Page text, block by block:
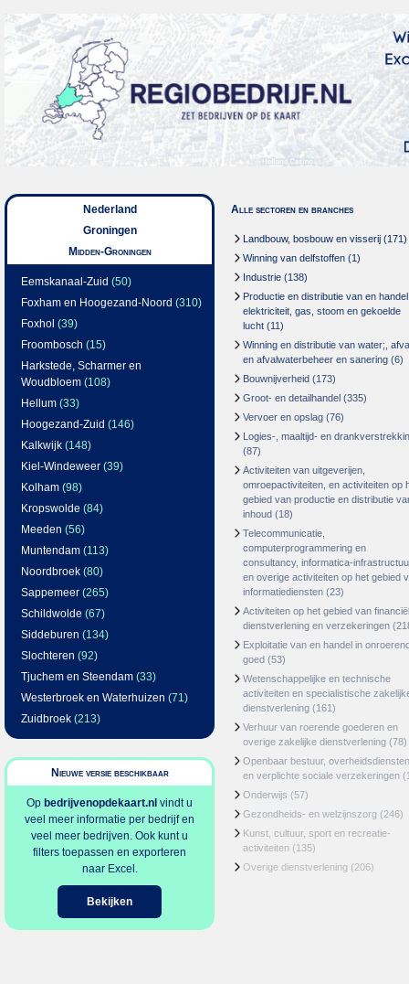
Nederland
Groningen
Midden-Groningen
Eemskanaal-Zuid (50)
Foxham en Hoogezand-Noord (310)
Foxhol (39)
Froombosch (15)
Harkstede, Scharmer en
Woudbloem (108)
Hellum (33)
Hoogezand-Zuid (146)
Kalkwijk (148)
Kiel-Windeweer (39)
Kolham (98)
Kropswolde (84)
Meeden (56)
Muntendam (113)
Noordbroek (80)
Sappemeer (265)
Schildwolde (67)
Siddeburen (134)
Slochteren (92)
Tjuchem en Steendam (33)
Westerbroek en Waterhuizen (71)
Zuidbroek (213)
Nieuwe versie beschikbaar
Op bedrijvenopdekaart.nl vindt u
veel meer informatie per bedrijf en
veel meer bedrijven. Ook kunt u
filters toepassen en exporteren
naar Excel.
Bekijken
Alle sectoren en branches
Landbouw, bosbouw en visserij (171)
Winning van delfstoffen (1)
Industrie (138)
Productie en distributie van en
elektriciteit, gas, stoom en gekoelde
lucht (11)
Winning en distributie van water;,
en afvalwaterbeheer en sanering (6)
Bouwnijverheid (173)
Groot- en detailhandel (335)
Vervoer en opslag (76)
Logies-, maaltijd- en
(87)
Activiteiten van uitgeverijen,
omroepactiviteiten, en activiteiten op
gebied van productie en distributie
inhoud (18)
Telecommunicatie,
computerprogrammering en
consultancy, informatica-
en overige activiteiten op het gebied
informatiediensten (23)
Activiteiten op het gebied van
dienstverlening en verzekeringen
Exploitatie van en handel in
goed (53)
Wetenschappelijke en technische
activiteiten en specialistische
dienstverlening (161)
Verhuur van roerende goederen en
overige zakelijke dienstverlening (78)
Openbaar bestuur, overheidsdiensten
en verplichte sociale verzekeringen
Onderwijs (57)
Gezondheids- en welzijnszorg (246)
Kunst, cultuur, sport en recreatie-
activiteiten (135)
Overige dienstverlening (206)